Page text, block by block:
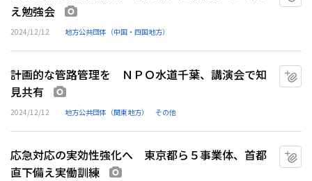
え勉強会
2024/12/12 地方公共団体（中国・四国地方）
計画的な管路管理を ＮＰＯ水道千葉、講演会で知
見共有
2024/12/12 地方公共団体（関東地方） その他
応急対応の実効性強化へ 東京都ら５事業体、首都
直下備え実働訓練